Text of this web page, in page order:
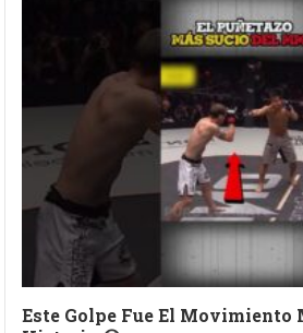
Este Golpe Fue El Movimiento